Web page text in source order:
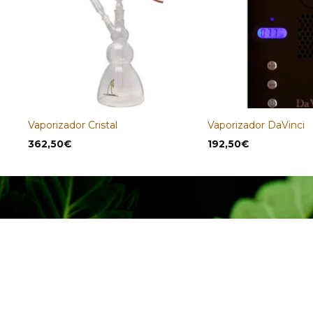
Vaporizador Cristal
362,50€
Vaporizador DaVinci
192,50€